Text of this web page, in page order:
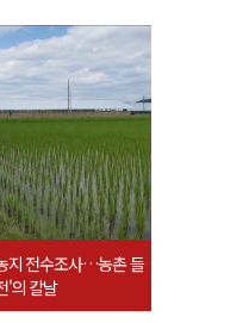
지 전수조사…농촌 들
'의 칼날